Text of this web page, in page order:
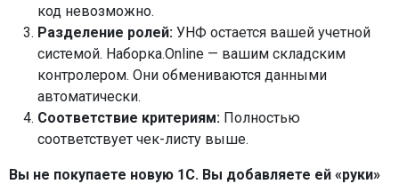
код невозможно.
Разделение ролей: УНФ остается вашей учетной
системой. Наборка.Online — вашим складским
контролером. Они обмениваются данными
автоматически.
Соответствие критериям: Полностью
соответствует чек-листу выше.
Вы не покупаете новую 1С. Вы добавляете ей «руки»